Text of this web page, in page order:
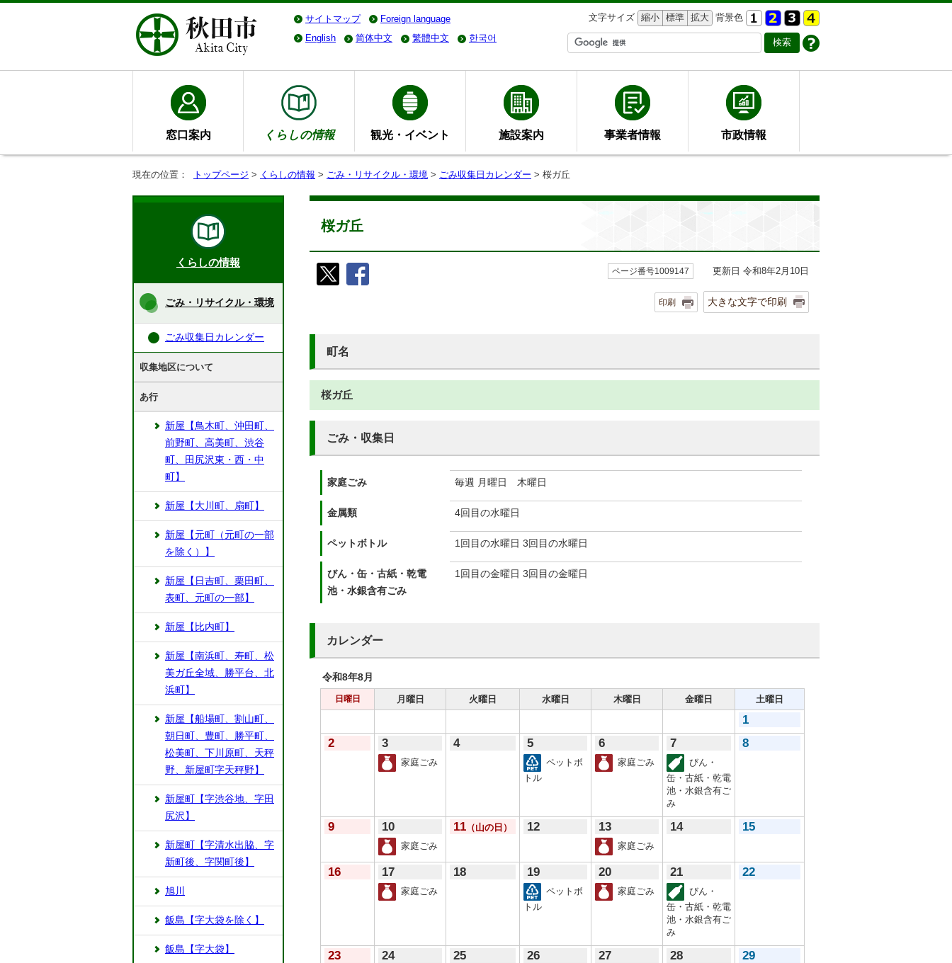
サイトマップ Foreign language 文字サイズ 縮小 標準 拡大 背景色
English
简体中文 繁體中文 한국어
窓口案内 くらしの情報 観光・イベント 施設案内 事業者情報 市政情報
現在の位置： トップページ > くらしの情報 > ごみ・リサイクル・環境 > ごみ収集日カレンダー > 桜ガ丘
桜ガ丘
ページ番号1009147 更新日 令和8年2月10日
印刷 大きな文字で印刷
町名
桜ガ丘
ごみ・収集日
家庭ごみ 毎週 月曜日 木曜日
金属類 4回目の水曜日
ペットボトル 1回目の水曜日 3回目の水曜日
びん・缶・古紙・乾電
池・水銀含有ごみ
1回目の金曜日 3回目の金曜日
カレンダー
令和8年8月
日曜日 月曜日 火曜日 水曜日 木曜日 金曜日 土曜日
1
2
3
家庭ごみ
4 5
ペットボ
トル
6
家庭ごみ
7
びん・
缶・古紙・乾電
池・水銀含有ご
み
8
9 10
家庭ごみ
11 （山の日） 12 13
家庭ごみ
14 15
16 17
家庭ごみ
18 19
ペットボ
トル
20
家庭ごみ
21
びん・
缶・古紙・乾電
池・水銀含有ご
み
22
23 24 25 26 27 28 29
くらしの情報
ごみ・リサイクル・環境
ごみ収集日カレンダー
収集地区について
あ行
新屋【鳥木町、沖田町、
前野町、高美町、渋谷
町、田尻沢東・西・中
町】
新屋【大川町、扇町】
新屋【元町（元町の一部
を除く）】
新屋【日吉町、栗田町、
表町、元町の一部】
新屋【比内町】
新屋【南浜町、寿町、松
美ガ丘全域、勝平台、北
浜町】
新屋【船場町、割山町、
朝日町、豊町、勝平町、
松美町、下川原町、天秤
野、新屋町字天秤野】
新屋町【字渋谷地、字田
尻沢】
新屋町【字清水出脇、字
新町後、字関町後】
旭川
飯島【字大袋を除く】
飯島【字大袋】